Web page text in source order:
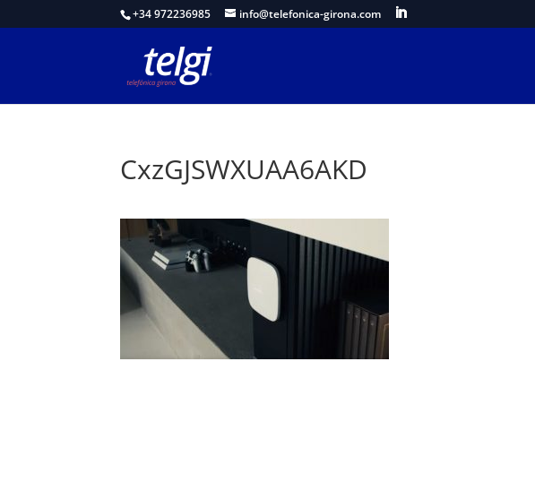
+34 972236985 info@telefonica-girona.com
CxzGJSWXUAA6AKD